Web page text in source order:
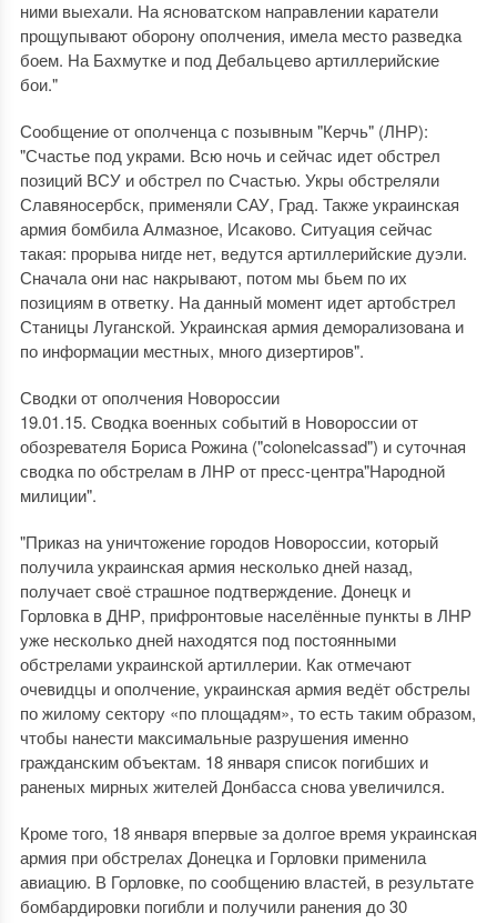
ними выехали. На ясноватском направлении каратели
прощупывают оборону ополчения, имела место разведка
боем. На Бахмутке и под Дебальцево артиллерийские
бои."
Сообщение от ополченца с позывным "Керчь" (ЛНР):
"Счастье под украми. Всю ночь и сейчас идет обстрел
позиций ВСУ и обстрел по Счастью. Укры обстреляли
Славяносербск, применяли САУ, Град. Также украинская
армия бомбила Алмазное, Исаково. Ситуация сейчас
такая: прорыва нигде нет, ведутся артиллерийские дуэли.
Сначала они нас накрывают, потом мы бьем по их
позициям в ответку. На данный момент идет артобстрел
Станицы Луганской. Украинская армия деморализована и
по информации местных, много дизертиров".
Сводки от ополчения Новороссии
19.01.15. Сводка военных событий в Новороссии от
обозревателя Бориса Рожина ("colonelcassad") и суточная
сводка по обстрелам в ЛНР от пресс-центра"Народной
милиции".
"Приказ на уничтожение городов Новороссии, который
получила украинская армия несколько дней назад,
получает своё страшное подтверждение. Донецк и
Горловка в ДНР, прифронтовые населённые пункты в ЛНР
уже несколько дней находятся под постоянными
обстрелами украинской артиллерии. Как отмечают
очевидцы и ополчение, украинская армия ведёт обстрелы
по жилому сектору «по площадям», то есть таким образом,
чтобы нанести максимальные разрушения именно
гражданским объектам. 18 января список погибших и
раненых мирных жителей Донбасса снова увеличился.
Кроме того, 18 января впервые за долгое время украинская
армия при обстрелах Донецка и Горловки применила
авиацию. В Горловке, по сообщению властей, в результате
бомбардировки погибли и получили ранения до 30